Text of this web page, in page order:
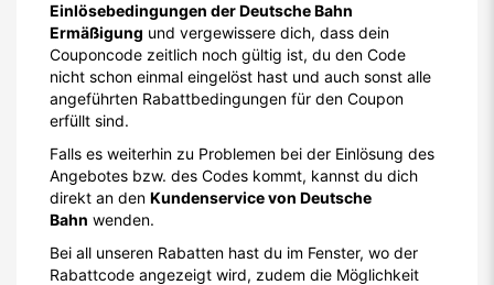
Einlösebedingungen der Deutsche Bahn
Ermäßigung und vergewissere dich, dass dein
Couponcode zeitlich noch gültig ist, du den Code
nicht schon einmal eingelöst hast und auch sonst alle
angeführten Rabattbedingungen für den Coupon
erfüllt sind.
Falls es weiterhin zu Problemen bei der Einlösung des
Angebotes bzw. des Codes kommt, kannst du dich
direkt an den Kundenservice von Deutsche
Bahn wenden.
Bei all unseren Rabatten hast du im Fenster, wo der
Rabattcode angezeigt wird, zudem die Möglichkeit